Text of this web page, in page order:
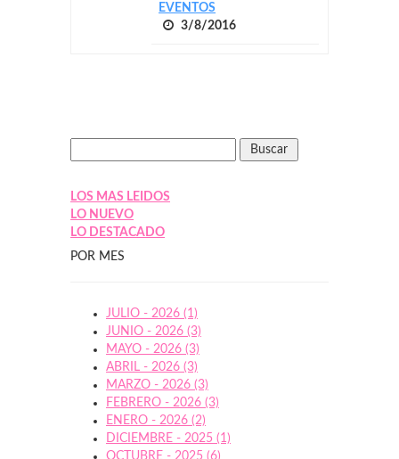
EVENTOS
3/8/2016
LOS MAS LEIDOS
LO NUEVO
LO DESTACADO
POR MES
JULIO - 2026 (1)
JUNIO - 2026 (3)
MAYO - 2026 (3)
ABRIL - 2026 (3)
MARZO - 2026 (3)
FEBRERO - 2026 (3)
ENERO - 2026 (2)
DICIEMBRE - 2025 (1)
OCTUBRE - 2025 (6)